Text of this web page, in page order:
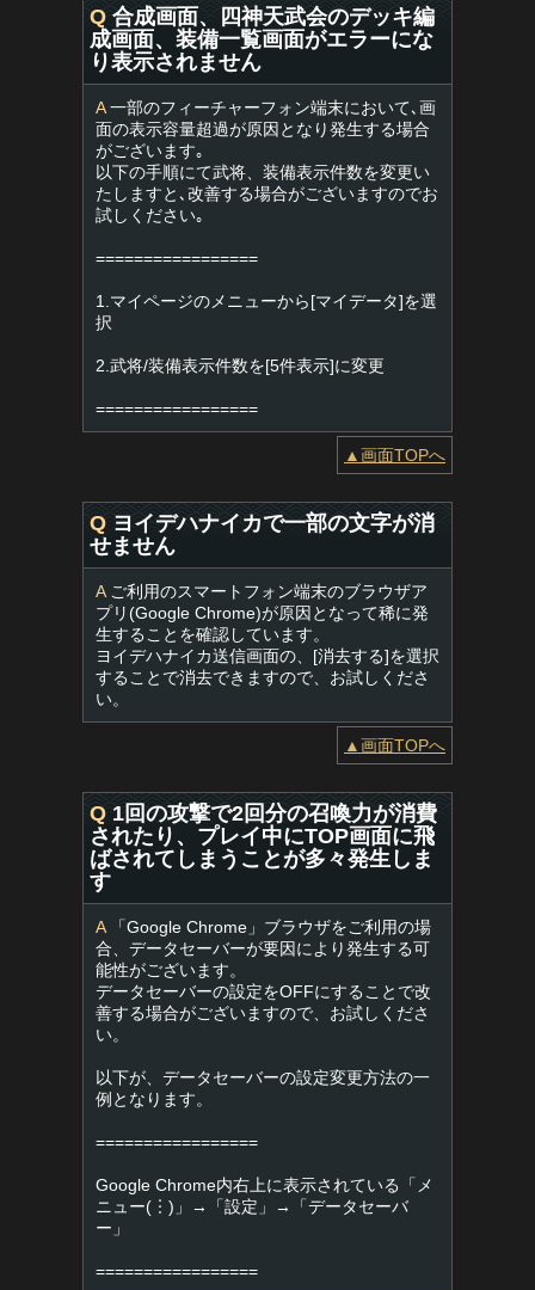
Q 合成画面、四神天武会のデッキ編
成画面、装備一覧画面がエラーにな
り表示されません
A一部のフィーチャーフォン端末において､画
面の表示容量超過が原因となり発生する場合
がございます｡
以下の手順にて武将、装備表示件数を変更い
たしますと､改善する場合がございますのでお
試しください｡
=================
1.マイページのメニューから[マイデータ]を選
択
2.武将/装備表示件数を[5件表示]に変更
=================
▲画面TOPへ
Q ヨイデハナイカで一部の文字が消
せません
Aご利用のスマートフォン端末のブラウザア
プリ(Google Chrome)が原因となって稀に発
生することを確認しています。
ヨイデハナイカ送信画面の、[消去する]を選択
することで消去できますので、お試しくださ
い。
▲画面TOPへ
Q 1回の攻撃で2回分の召喚力が消費
されたり、プレイ中にTOP画面に飛
ばされてしまうことが多々発生しま
す
A「Google Chrome」ブラウザをご利用の場
合、データセーバーが要因により発生する可
能性がございます。
データセーバーの設定をOFFにすることで改
善する場合がございますので、お試しくださ
い。
以下が、データセーバーの設定変更方法の一
例となります。
=================
Google Chrome内右上に表示されている「メ
ニュー(︙)」→「設定」→「データセーバ
ー」
=================